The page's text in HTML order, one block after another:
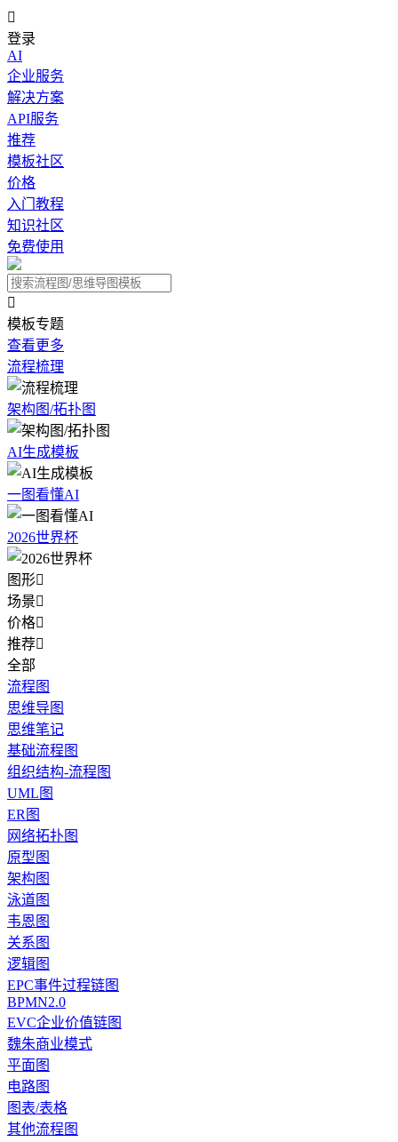

登录
AI
企业服务
解决方案
API服务
推荐
模板社区
价格
入门教程
知识社区
免费使用

模板专题
查看更多
流程梳理
架构图/拓扑图
AI生成模板
一图看懂AI
2026世界杯
图形
场景
价格
推荐
全部
流程图
思维导图
思维笔记
基础流程图
组织结构-流程图
UML图
ER图
网络拓扑图
原型图
架构图
泳道图
韦恩图
关系图
逻辑图
EPC事件过程链图
BPMN2.0
EVC企业价值链图
魏朱商业模式
平面图
电路图
图表/表格
其他流程图